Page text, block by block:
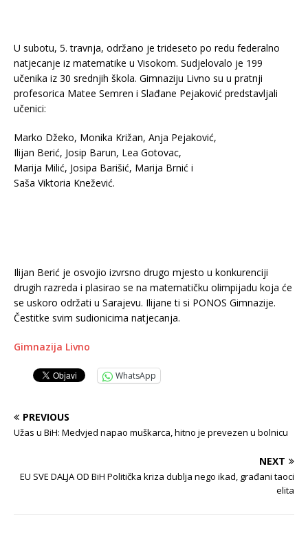
U subotu, 5. travnja, održano je trideseto po redu federalno
natjecanje iz matematike u Visokom. Sudjelovalo je 199
učenika iz 30 srednjih škola. Gimnaziju Livno su u pratnji
profesorica Matee Semren i Slađane Pejaković predstavljali
učenici:
Marko Džeko, Monika Križan, Anja Pejaković,
Ilijan Berić, Josip Barun, Lea Gotovac,
Marija Milić, Josipa Barišić, Marija Brnić i
Saša Viktoria Knežević.
Ilijan Berić je osvojio izvrsno drugo mjesto u konkurenciji
drugih razreda i plasirao se na matematičku olimpijadu koja će
se uskoro održati u Sarajevu. Ilijane ti si PONOS Gimnazije.
Čestitke svim sudionicima natjecanja.
Gimnazija Livno
WhatsApp
PREVIOUS
Užas u BiH: Medvjed napao muškarca, hitno je prevezen u bolnicu
NEXT
EU SVE DALJA OD BiH Politička kriza dublja nego ikad, građani taoci
elita